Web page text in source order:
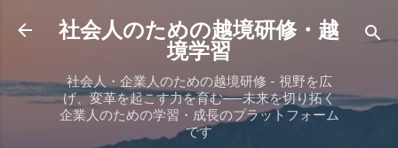
スキップしてメイン コンテンツに移動
社会人のための越境研修・越
境学習
社会人・企業人のための越境研修 - 視野を広
げ、変革を起こす力を育む──未来を切り拓く
企業人のための学習・成長のプラットフォーム
です